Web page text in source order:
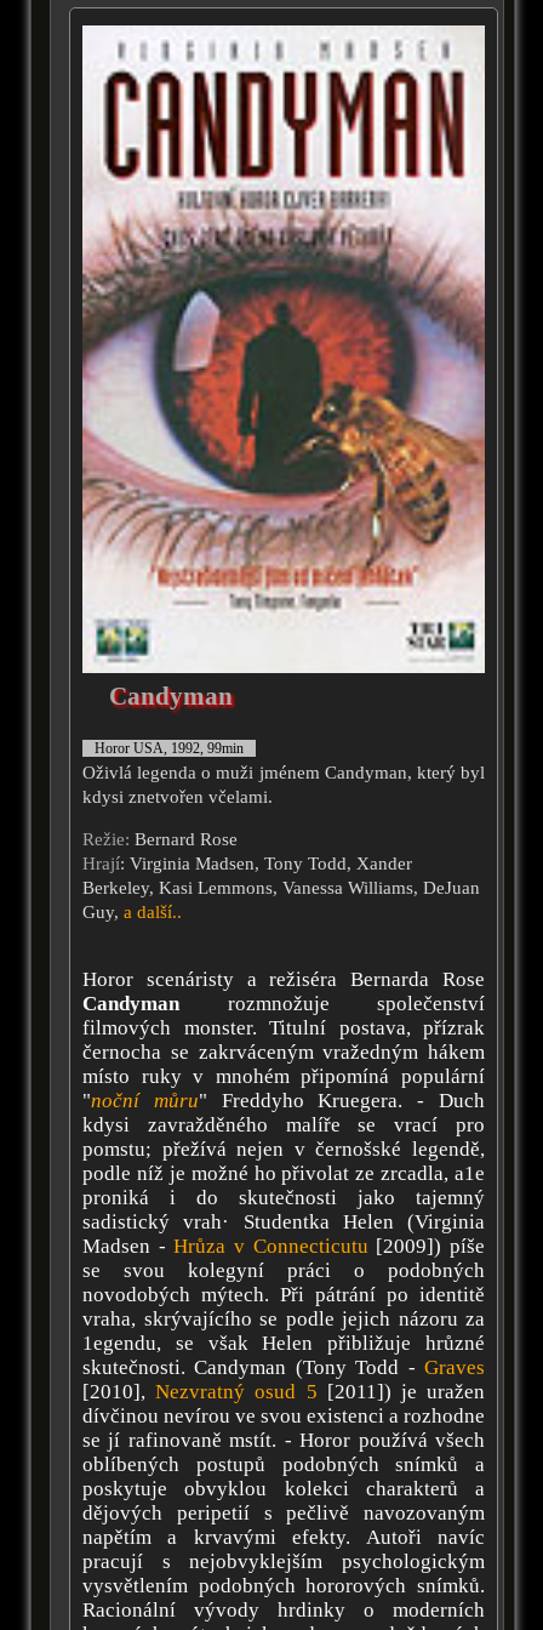
Candyman
Horor USA, 1992, 99min
Oživlá legenda o muži jménem Candyman, který byl
kdysi znetvořen včelami.
Režie: Bernard Rose
Hrají: Virginia Madsen, Tony Todd, Xander
Berkeley, Kasi Lemmons, Vanessa Williams, DeJuan
Guy, a další..
Horor scenáristy a režiséra Bernarda Rose
Candymanrozmnožuje společenství
filmových monster. Titulní postava, přízrak
černocha se zakrváceným vražedným hákem
místo ruky v mnohém připomíná populární
"noční můru" Freddyho Kruegera. - Duch
kdysi zavražděného malíře se vrací pro
pomstu; přežívá nejen v černošské legendě,
podle níž je možné ho přivolat ze zrcadla, a1e
proniká i do skutečnosti jako tajemný
sadistický vrah· Studentka Helen (Virginia
Madsen -Hrůza v Connecticutu [2009]) píše
se svou kolegyní práci o podobných
novodobých mýtech. Při pátrání po identitě
vraha, skrývajícího se podle jejich názoru za
1egendu, se však Helen přibližuje hrůzné
skutečnosti. Candyman (Tony Todd -Graves
[2010],Nezvratný osud 5 [2011]) je uražen
dívčinou nevírou ve svou existenci a rozhodne
se jí rafinovaně mstít. - Horor používá všech
oblíbených postupů podobných snímků a
poskytuje obvyklou kolekci charakterů a
dějových peripetií s pečlivě navozovaným
napětím a krvavými efekty. Autoři navíc
pracují s nejobvyklejším psychologickým
vysvětlením podobných hororových snímků.
Racionální vývody hrdinky o moderních